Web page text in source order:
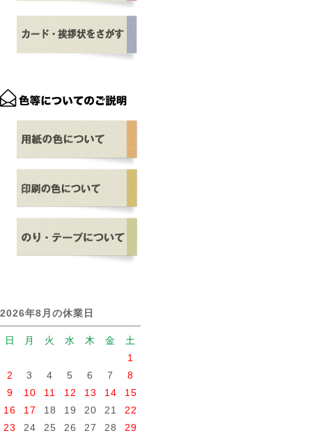
2026年8月の休業日
日 月 火 水 木 金
土
1
2
3 4 5 6 7
8
9
10 11 12 13 14
15
16
17 18 19 20 21
22
23
24 25 26 27 28
29